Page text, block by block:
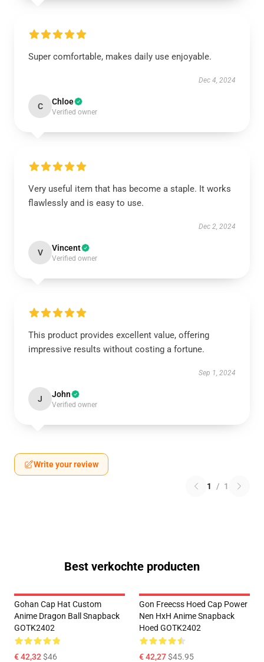
Super comfortable, makes daily use enjoyable.
Dec 4, 2024
C Chloe
Verified owner
Very useful item that has become a staple. It works
flawlessly and is easy to use.
Dec 2, 2024
V Vincent
Verified owner
This product provides excellent value, offering
impressive results without costing a fortune.
Sep 1, 2024
J John
Verified owner
Write your review
1 / 1
Best verkochte producten
Gohan Cap Hat Custom
Anime Dragon Ball Snapback
GOTK2402
€ 42,32$46
Gon Freecss Hoed Cap Power
Nen HxH Anime Snapback
Hoed GOTK2402
€ 42,27$45.95